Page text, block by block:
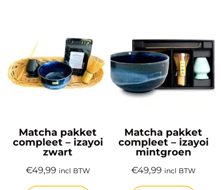
Matcha pakket
compleet – izayoi
zwart
€49,99 incl BTW
Matcha pakket
compleet – izayoi
mintgroen
€49,99 incl BTW